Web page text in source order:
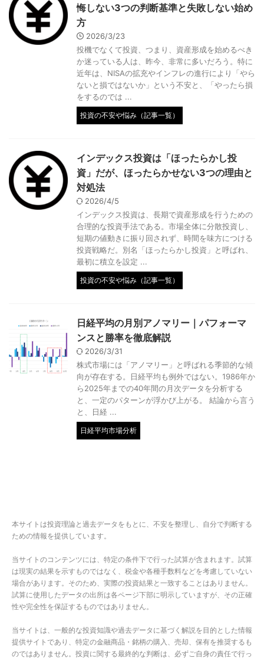
悔しない3つの判断基準と失敗しない始め
方
2026/3/23
投機でなくて投資、つまり、資産形成を始めるべき
か迷っている人は、昨今、非常に多いだろう。特に
近年は、NISAの拡充やインフレの進行により「やら
ないと損ではないか」という不安と、「やったら損
をするのでは ...
投資の不安や悩み（記事一覧）
インデックス投資は「ほったらかし投
資」だが、ほったらかせない3つの理由と
対処法
2026/4/5
インデックス投資は、長期で資産形成を行うための
合理的な投資手法である。市場全体に分散投資し、
短期の値動きに振り回されず、時間を味方につける
投資戦略だ。別名「ほったらかし投資」と呼ばれ、
最初に積立を設定 ...
投資の不安や悩み（記事一覧）
日経平均の月別アノマリー｜パフォーマ
ンスと勝率を徹底解説
2026/3/31
株式市場には「アノマリー」と呼ばれる季節的な傾
向が存在する。日経平均も例外ではない。1986年か
ら2025年までの40年間の月次データを分析する
と、一定のパターンが浮かび上がる。 結論から言う
と、日経 ...
日経平均市場分析
本サイトは投資理論と過去データをもとに、不安を整理し、自分で判断する
ための情報を提供しています。
当サイトのコンテンツには、特定の条件下で行った試算が含まれます。試算
は現実の結果を示すものではなく、税金や各種手数料などを考慮していない
場合があります。そのため、実際の投資結果と一致することはありません。
試算に使用したデータの出所は各ページ下部に明示していますが、その正確
性や完全性を保証するものではありません。
当サイトは、一般的な投資知識や過去データに基づく解説を目的とした情報
提供サイトであり、特定の金融商品・銘柄の購入、売却、保有を推奨するも
のではありません。投資に関する最終的な判断は、必ずご自身の責任で行っ